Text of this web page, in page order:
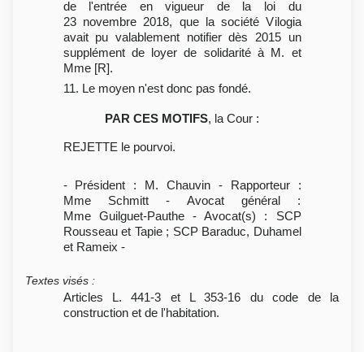
de l'entrée en vigueur de la loi du
23 novembre 2018, que la société Vilogia
avait pu valablement notifier dès 2015 un
supplément de loyer de solidarité à M. et
Mme [R].
11. Le moyen n'est donc pas fondé.
PAR CES MOTIFS, la Cour :
REJETTE le pourvoi.
- Président : M. Chauvin - Rapporteur :
Mme Schmitt - Avocat général :
Mme Guilguet-Pauthe - Avocat(s) : SCP
Rousseau et Tapie ; SCP Baraduc, Duhamel
et Rameix -
Textes visés :
Articles L. 441-3 et L 353-16 du code de la
construction et de l'habitation.